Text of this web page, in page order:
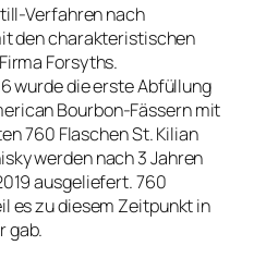
Verfahren nach
den charakteristischen
Forsyths.
wurde die erste Abfüllung
Bourbon-Fässern mit
760 Flaschen St. Kilian
werden nach 3 Jahren
ausgeliefert. 760
es zu diesem Zeitpunkt in
gab.